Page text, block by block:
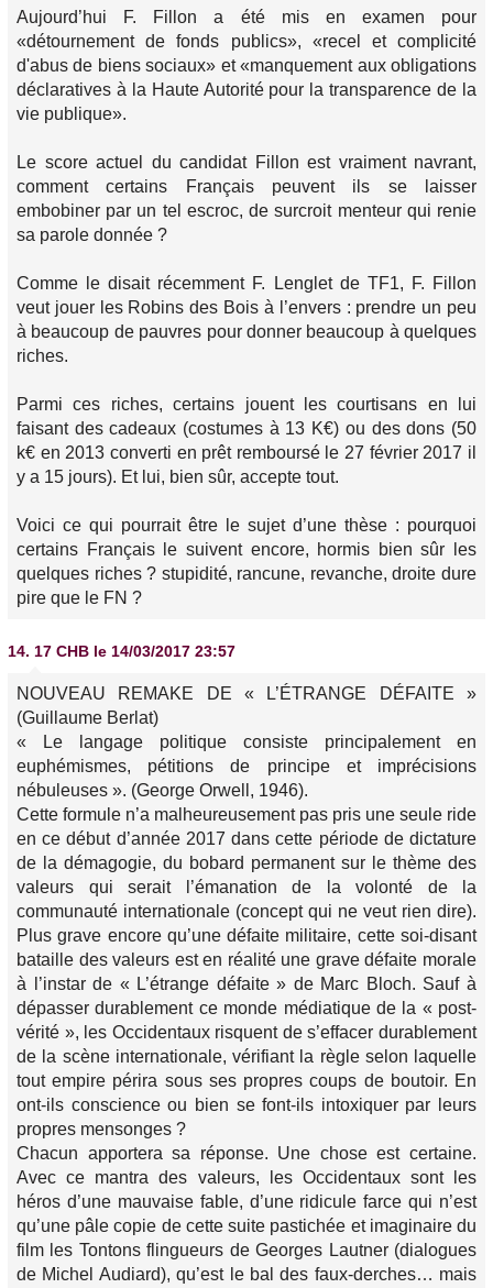
Aujourd’hui F. Fillon a été mis en examen pour
«détournement de fonds publics», «recel et complicité
d'abus de biens sociaux» et «manquement aux obligations
déclaratives à la Haute Autorité pour la transparence de la
vie publique».
Le score actuel du candidat Fillon est vraiment navrant,
comment certains Français peuvent ils se laisser
embobiner par un tel escroc, de surcroit menteur qui renie
sa parole donnée ?
Comme le disait récemment F. Lenglet de TF1, F. Fillon
veut jouer les Robins des Bois à l’envers : prendre un peu
à beaucoup de pauvres pour donner beaucoup à quelques
riches.
Parmi ces riches, certains jouent les courtisans en lui
faisant des cadeaux (costumes à 13 K€) ou des dons (50
k€ en 2013 converti en prêt remboursé le 27 février 2017 il
y a 15 jours). Et lui, bien sûr, accepte tout.
Voici ce qui pourrait être le sujet d’une thèse : pourquoi
certains Français le suivent encore, hormis bien sûr les
quelques riches ? stupidité, rancune, revanche, droite dure
pire que le FN ?
14. 17 CHB le 14/03/2017 23:57
NOUVEAU REMAKE DE « L’ÉTRANGE DÉFAITE »
(Guillaume Berlat)
« Le langage politique consiste principalement en
euphémismes, pétitions de principe et imprécisions
nébuleuses ». (George Orwell, 1946).
Cette formule n’a malheureusement pas pris une seule ride
en ce début d’année 2017 dans cette période de dictature
de la démagogie, du bobard permanent sur le thème des
valeurs qui serait l’émanation de la volonté de la
communauté internationale (concept qui ne veut rien dire).
Plus grave encore qu’une défaite militaire, cette soi-disant
bataille des valeurs est en réalité une grave défaite morale
à l’instar de « L’étrange défaite » de Marc Bloch. Sauf à
dépasser durablement ce monde médiatique de la « post-
vérité », les Occidentaux risquent de s’effacer durablement
de la scène internationale, vérifiant la règle selon laquelle
tout empire périra sous ses propres coups de boutoir. En
ont-ils conscience ou bien se font-ils intoxiquer par leurs
propres mensonges ?
Chacun apportera sa réponse. Une chose est certaine.
Avec ce mantra des valeurs, les Occidentaux sont les
héros d’une mauvaise fable, d’une ridicule farce qui n’est
qu’une pâle copie de cette suite pastichée et imaginaire du
film les Tontons flingueurs de Georges Lautner (dialogues
de Michel Audiard), qu’est le bal des faux-derches… mais